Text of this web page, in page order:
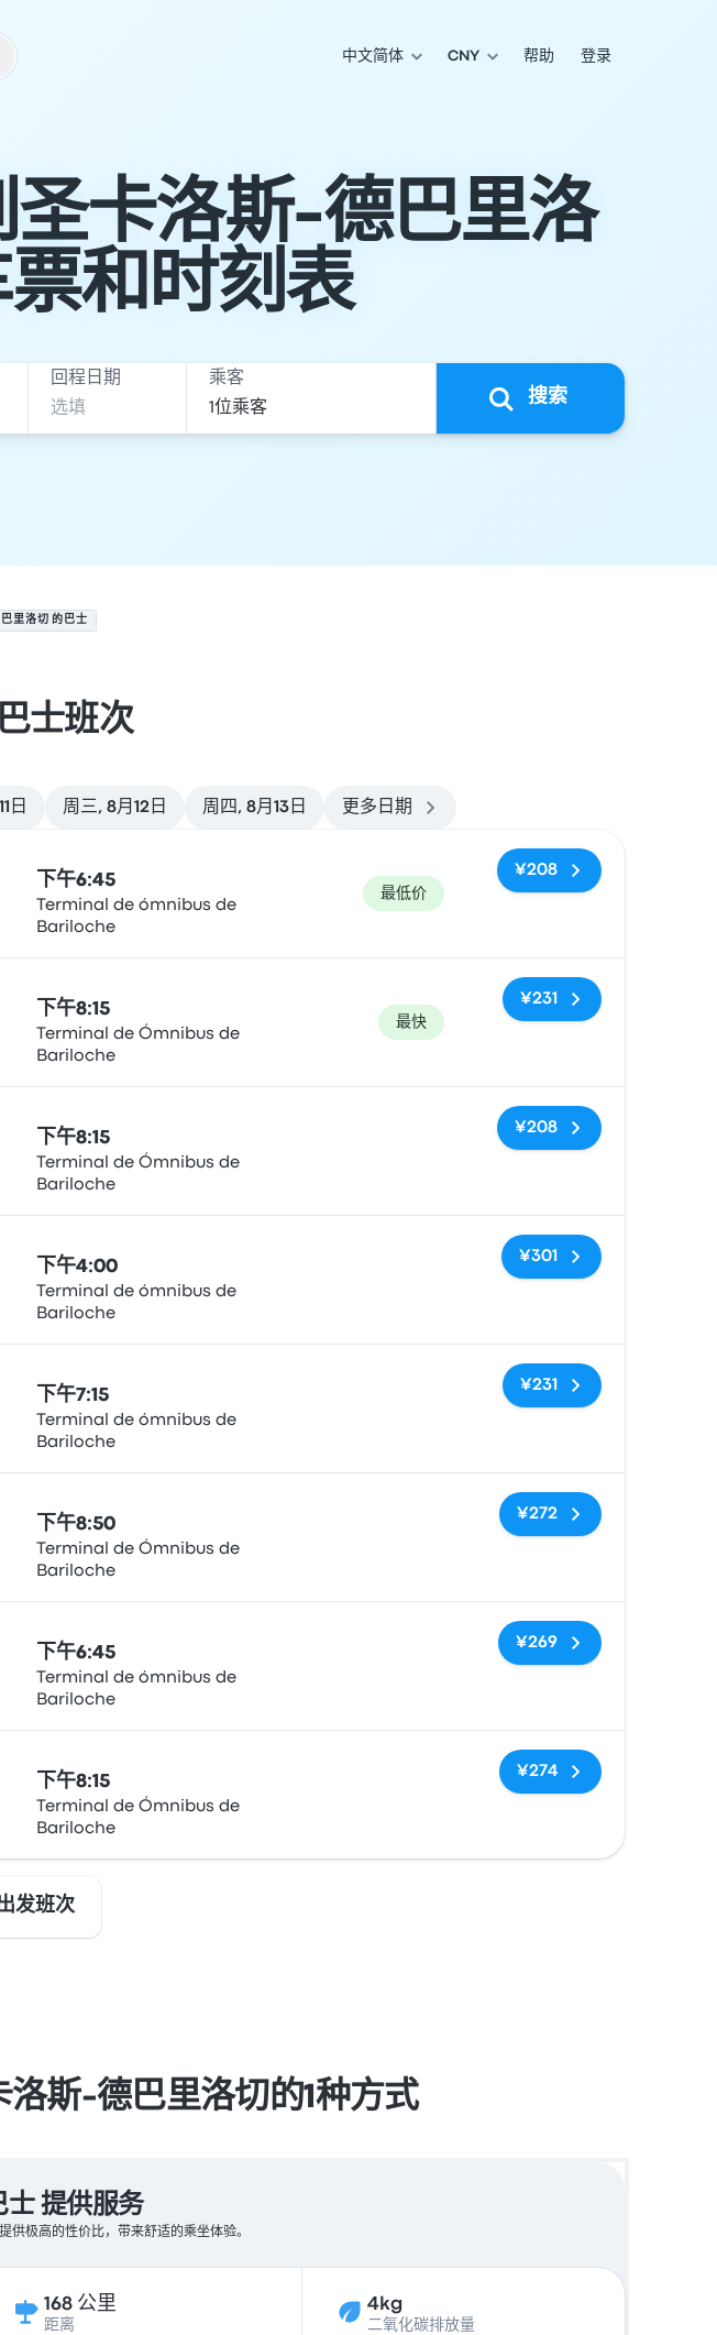
中文简体 CNY 帮助 登录
卡洛斯-德巴里洛
和时刻表
回程日期 乘客
搜索
里洛切 的巴士
士班次
日 周三, 8月12日 周四, 8月13日 更多日期
下午6:45
Terminal de ómnibus de
Bariloche
最低价
¥208
下午8:15
Terminal de Ómnibus de
Bariloche
最快
¥231
下午8:15
Terminal de Ómnibus de
Bariloche
¥208
下午4:00
Terminal de ómnibus de
Bariloche
¥301
下午7:15
Terminal de ómnibus de
Bariloche
¥231
下午8:50
Terminal de Ómnibus de
Bariloche
¥272
下午6:45
Terminal de ómnibus de
Bariloche
¥269
下午8:15
Terminal de Ómnibus de
Bariloche
¥274
发班次
斯-德巴里洛切的1种方式
士 提供服务
供极高的性价比，带来舒适的乘坐体验。
168 公里
距离
4kg
二氧化碳排放量